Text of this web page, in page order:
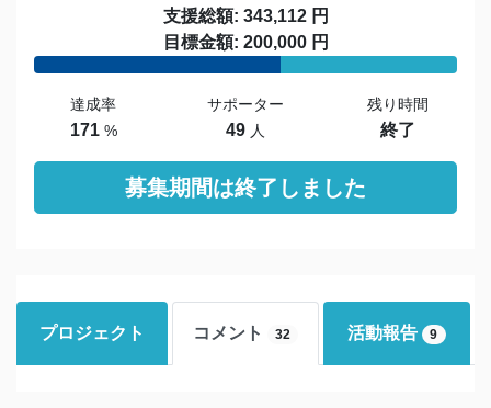
支援総額: 343,112 円
目標金額: 200,000 円
達成率
171 %
サポーター
49 人
残り時間
終了
募集期間は終了しました
プロジェクト コメント 32 活動報告 9